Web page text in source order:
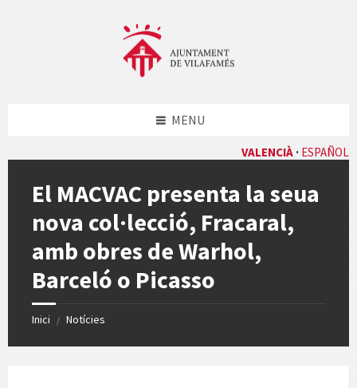
VALENCIÀ ESPAÑOL
MENU
El MACVAC presenta la seua
nova col·lecció, Fracaral,
amb obres de Warhol,
Barceló o Picasso
Inici / Notícies